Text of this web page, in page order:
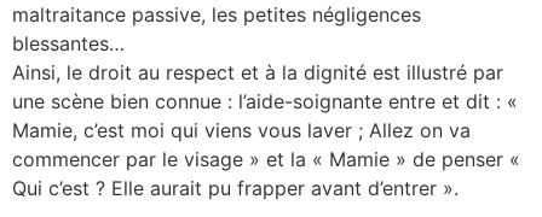
maltraitance passive, les petites négligences
blessantes…
Ainsi, le droit au respect et à la dignité est illustré par
une scène bien connue : l’aide-soignante entre et dit : «
Mamie, c’est moi qui viens vous laver ; Allez on va
commencer par le visage » et la « Mamie » de penser «
Qui c’est ? Elle aurait pu frapper avant d’entrer ».